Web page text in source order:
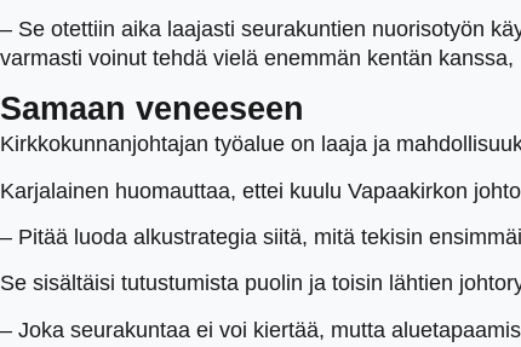
– Se otettiin aika laajasti seurakuntien nuorisotyön
varmasti voinut tehdä vielä enemmän kentän
Samaan veneeseen
Kirkkokunnanjohtajan työalue on laaja ja
Karjalainen huomauttaa, ettei kuulu Vapaakirkon
– Pitää luoda alkustrategia siitä, mitä tekisin
Se sisältäisi tutustumista puolin ja toisin lähtien
– Joka seurakuntaa ei voi kiertää, mutta